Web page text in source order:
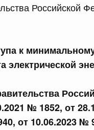
Российской
к
электрической
№ 1852, от
от 10.06.2023 №
г. № 922
г. № 917
от 27 октября 2021